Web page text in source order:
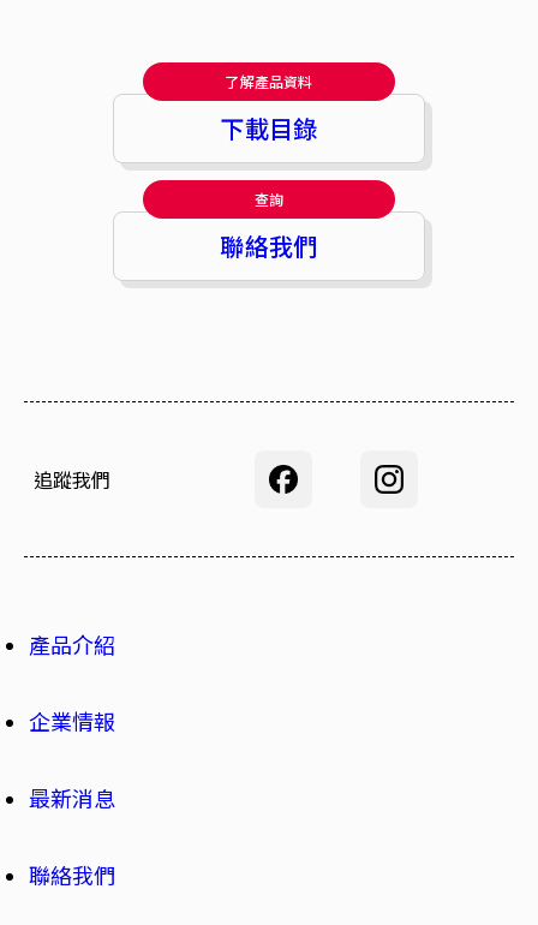
了解產品資料
下載目錄
查詢
聯絡我們
產品介紹
企業情報
最新消息
聯絡我們
追蹤我們